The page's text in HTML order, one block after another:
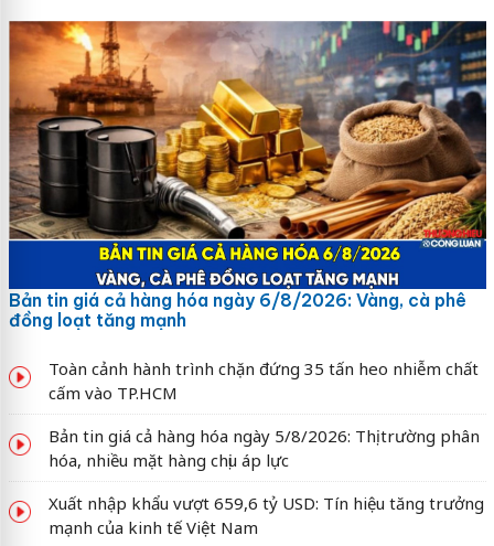
Bản tin giá cả hàng hóa ngày 6/8/2026: Vàng, cà phê
đồng loạt tăng mạnh
Toàn cảnh hành trình chặn đứng 35 tấn heo nhiễm chất
cấm vào TP.HCM
Bản tin giá cả hàng hóa ngày 5/8/2026: Thị trường phân
hóa, nhiều mặt hàng chịu áp lực
Xuất nhập khẩu vượt 659,6 tỷ USD: Tín hiệu tăng trưởng
mạnh của kinh tế Việt Nam